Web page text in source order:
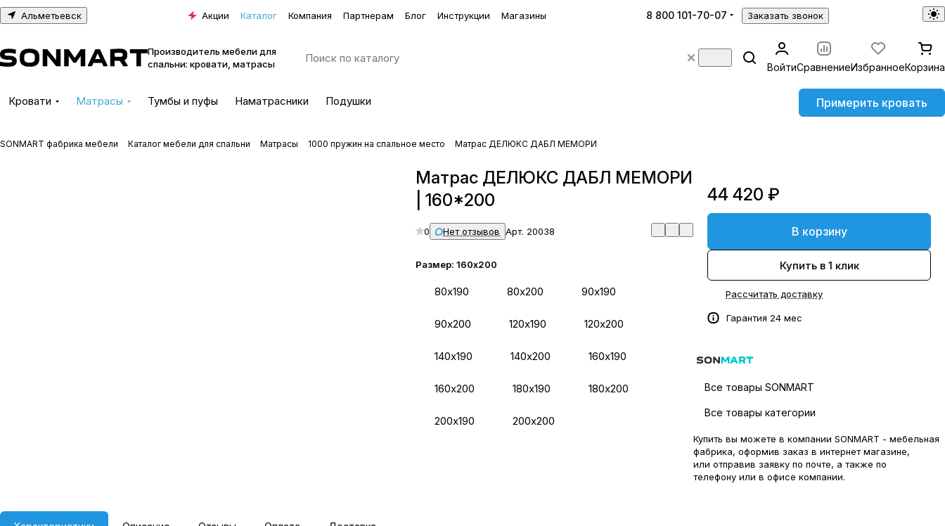
Альметьевск Акции Каталог Компания Партнерам Блог Инструкции Магазины 8 800 101-70-07 Заказать звонок
Производитель мебели для
спальни: кровати, матрасы
ВойтиСравнениеИзбранноеКорзина
Кровати Матрасы Тумбы и пуфы Наматрасники Подушки Примерить кровать
SONMART фабрика мебели Каталог мебели для спальни Матрасы 1000 пружин на спальное место Матрас ДЕЛЮКС ДАБЛ МЕМОРИ
Матрас ДЕЛЮКС ДАБЛ МЕМОРИ
| 160*200
0 Нет отзывов Арт. 20038
Размер:160х200
80х190 80х200 90х190
90х200 120х190 120х200
140х190 140х200 160х190
160х200 180х190 180х200
200х190 200х200
44 420 ₽
В корзину
Купить в 1 клик
Рассчитать доставку
Гарантия 24 мес
Все товары SONMART
Все товары категории
Купить вы можете в компании SONMART - мебельная
фабрика, оформив заказ в интернет магазине,
или отправив заявку по почте, а также по
телефону или в офисе компании.